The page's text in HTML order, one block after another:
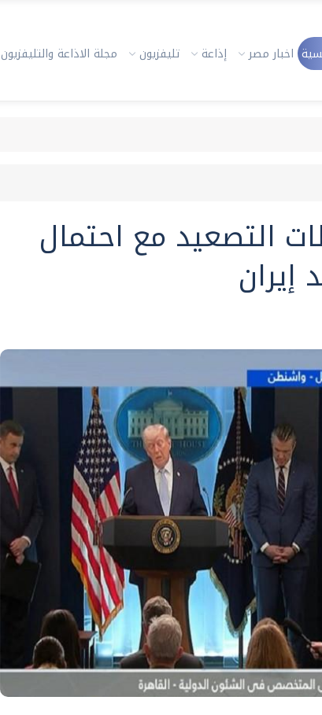
اخبار مصر إذاعة تليفزيون مجلة الاذاعة والتليفزيون
التصعيد مع احتمال